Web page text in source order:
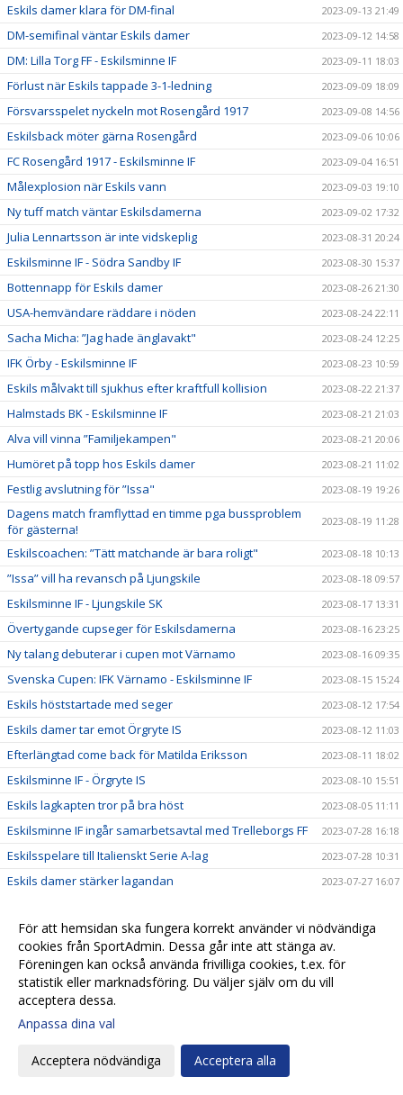
Eskils damer klara för DM-final 2023-09-13 21:49
DM-semifinal väntar Eskils damer 2023-09-12 14:58
DM: Lilla Torg FF - Eskilsminne IF 2023-09-11 18:03
Förlust när Eskils tappade 3-1-ledning 2023-09-09 18:09
Försvarsspelet nyckeln mot Rosengård 1917 2023-09-08 14:56
Eskilsback möter gärna Rosengård 2023-09-06 10:06
FC Rosengård 1917 - Eskilsminne IF 2023-09-04 16:51
Målexplosion när Eskils vann 2023-09-03 19:10
Ny tuff match väntar Eskilsdamerna 2023-09-02 17:32
Julia Lennartsson är inte vidskeplig 2023-08-31 20:24
Eskilsminne IF - Södra Sandby IF 2023-08-30 15:37
Bottennapp för Eskils damer 2023-08-26 21:30
USA-hemvändare räddare i nöden 2023-08-24 22:11
Sacha Micha: ”Jag hade änglavakt" 2023-08-24 12:25
IFK Örby - Eskilsminne IF 2023-08-23 10:59
Eskils målvakt till sjukhus efter kraftfull kollision 2023-08-22 21:37
Halmstads BK - Eskilsminne IF 2023-08-21 21:03
Alva vill vinna ”Familjekampen" 2023-08-21 20:06
Humöret på topp hos Eskils damer 2023-08-21 11:02
Festlig avslutning för ”Issa" 2023-08-19 19:26
Dagens match framflyttad en timme pga bussproblem
för gästerna!
2023-08-19 11:28
Eskilscoachen: ”Tätt matchande är bara roligt" 2023-08-18 10:13
”Issa” vill ha revansch på Ljungskile 2023-08-18 09:57
Eskilsminne IF - Ljungskile SK 2023-08-17 13:31
Övertygande cupseger för Eskilsdamerna 2023-08-16 23:25
Ny talang debuterar i cupen mot Värnamo 2023-08-16 09:35
Svenska Cupen: IFK Värnamo - Eskilsminne IF 2023-08-15 15:24
Eskils höststartade med seger 2023-08-12 17:54
Eskils damer tar emot Örgryte IS 2023-08-12 11:03
Efterlängtad come back för Matilda Eriksson 2023-08-11 18:02
Eskilsminne IF - Örgryte IS 2023-08-10 15:51
Eskils lagkapten tror på bra höst 2023-08-05 11:11
Eskilsminne IF ingår samarbetsavtal med Trelleborgs FF 2023-07-28 16:18
Eskilsspelare till Italienskt Serie A-lag 2023-07-28 10:31
Eskils damer stärker lagandan 2023-07-27 16:07
Eskilsminne IF - Malmö FF 2023-06-26 15:03
Eskilstalang till Allsvenskan 2023-06-26 11:35
Eskilscoachen vill bibehålla hemmaformen 2023-06-21 23:08
Eskilsminne IF - Onsala BK
Motståndarkollen: Skadedrabbat Onsala har presterat
Maja trivs på sin backposition
För att hemsidan ska fungera korrekt använder vi nödvändiga
cookies från SportAdmin. Dessa går inte att stänga av.
Föreningen kan också använda frivilliga cookies, t.ex. för
statistik eller marknadsföring. Du väljer själv om du vill
acceptera dessa.
Anpassa dina val
Acceptera nödvändiga Acceptera alla